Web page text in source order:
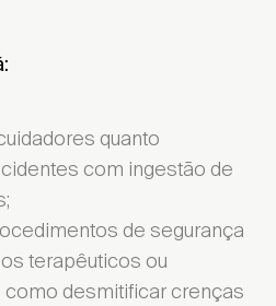
quanto
com ingestão de
de segurança
terapêuticos ou
como desmitificar crenças